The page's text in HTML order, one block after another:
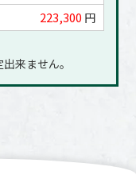
223,300 円
来ません｡